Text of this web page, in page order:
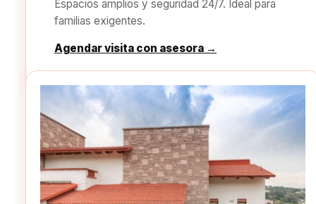
Espacios amplios y seguridad 24/7. Ideal para
familias exigentes.
Agendar visita con asesora →